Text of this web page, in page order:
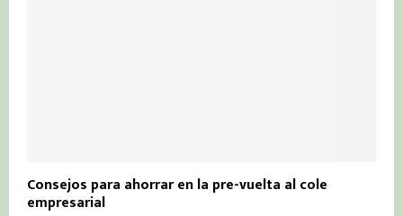
Consejos para ahorrar en la pre-vuelta al cole
empresarial